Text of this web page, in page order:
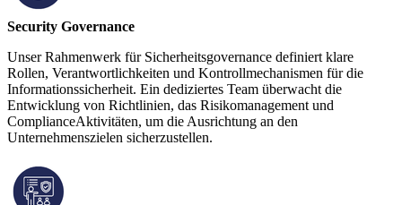
Security Governance
Unser Rahmenwerk für Sicherheitsgovernance definiert klare
Rollen, Verantwortlichkeiten und Kontrollmechanismen für die
Informationssicherheit. Ein dediziertes Team überwacht die
Entwicklung von Richtlinien, das Risikomanagement und
ComplianceAktivitäten, um die Ausrichtung an den
Unternehmenszielen sicherzustellen.